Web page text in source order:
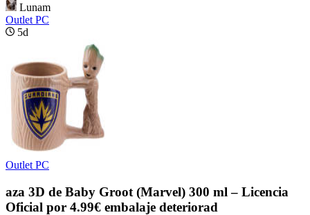
Lunam
Outlet PC
5d
Outlet PC
aza 3D de Baby Groot (Marvel) 300 ml – Licencia
Oficial por 4.99€ embalaje deteriorad